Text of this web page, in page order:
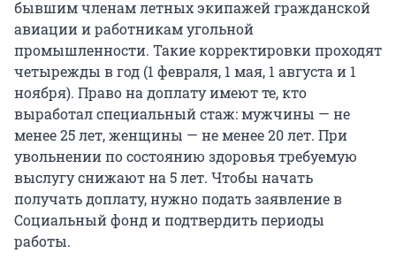
бывшим членам летных экипажей гражданской
авиации и работникам угольной
промышленности. Такие корректировки проходят
четырежды в год (1 февраля, 1 мая, 1 августа и 1
ноября). Право на доплату имеют те, кто
выработал специальный стаж: мужчины — не
менее 25 лет, женщины — не менее 20 лет. При
увольнении по состоянию здоровья требуемую
выслугу снижают на 5 лет. Чтобы начать
получать доплату, нужно подать заявление в
Социальный фонд и подтвердить периоды
работы.